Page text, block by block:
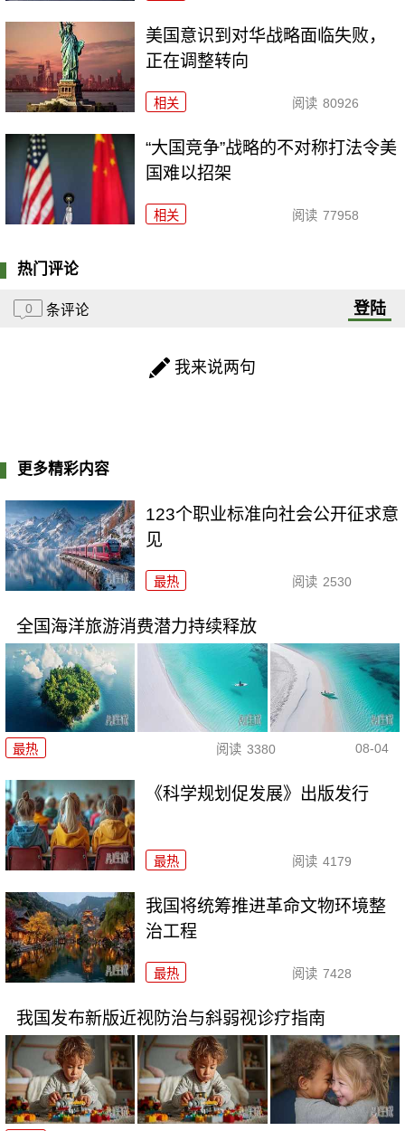
美国意识到对华战略面临失败，
正在调整转向
相关 阅读 80926
“大国竞争”战略的不对称打法令美
国难以招架
相关 阅读 77958
热门评论
0 条评论 登陆
我来说两句
更多精彩内容
123个职业标准向社会公开征求意
见
最热 阅读 2530
全国海洋旅游消费潜力持续释放
最热 阅读 3380 08-04
《科学规划促发展》出版发行
最热 阅读 4179
我国将统筹推进革命文物环境整
治工程
最热 阅读 7428
我国发布新版近视防治与斜弱视诊疗指南